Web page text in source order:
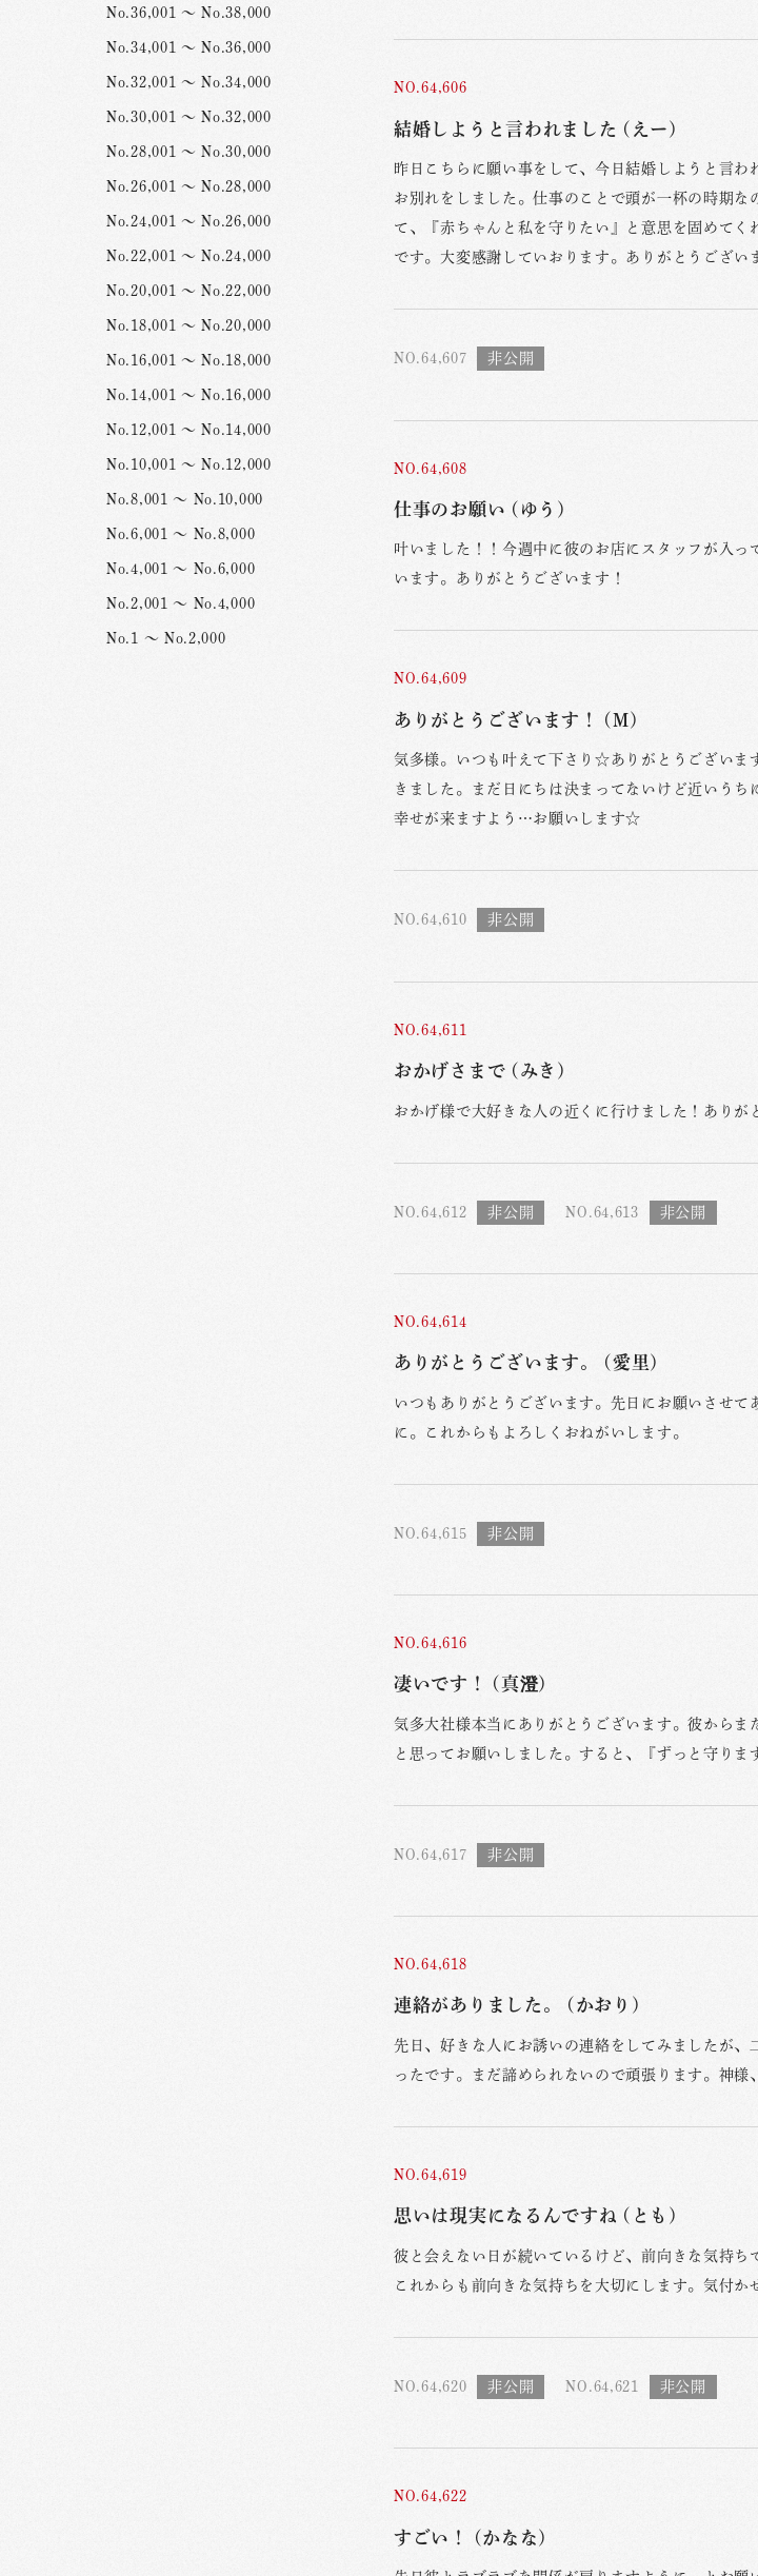
NO.64,606
結婚しようと言われました (えー)
昨日こちらに願い事をして、今日結婚しようと言
お別れをしました。仕事のことで頭が一杯の時期
て、『赤ちゃんと私を守りたい』と意思を固めて
です。大変感謝していおります。ありがとうござい
NO.64,607
NO.64,608
仕事のお願い (ゆう)
叶いました！！今週中に彼のお店にスタッフが入
います。ありがとうございます！
NO.64,609
ありがとうございます！ (M)
気多様。いつも叶えて下さり☆ありがとうござい
きました。まだ日にちは決まってないけど近いう
幸せが来ますよう…お願いします☆
NO.64,610
NO.64,611
おかげさまで (みき)
おかげ様で大好きな人の近くに行けました！ありが
NO.64,612 NO.64,613
NO.64,614
ありがとうございます。 (愛里)
いつもありがとうございます。先日にお願いさせ
に。これからもよろしくおねがいします。
NO.64,615
NO.64,616
凄いです！ (真澄)
気多大社様本当にありがとうございます。彼からま
と思ってお願いしました。すると、『ずっと守り
NO.64,617
NO.64,618
連絡がありました。 (かおり)
先日、好きな人にお誘いの連絡をしてみましたが
ったです。まだ諦められないので頑張ります。神様
NO.64,619
思いは現実になるんですね (とも)
彼と会えない日が続いているけど、前向きな気持ち
これからも前向きな気持ちを大切にします。気付か
NO.64,620 NO.64,621
NO.64,622
すごい！ (かなな)
No.36,001 ～ No.38,000
No.34,001 ～ No.36,000
No.32,001 ～ No.34,000
No.30,001 ～ No.32,000
No.28,001 ～ No.30,000
No.26,001 ～ No.28,000
No.24,001 ～ No.26,000
No.22,001 ～ No.24,000
No.20,001 ～ No.22,000
No.18,001 ～ No.20,000
No.16,001 ～ No.18,000
No.14,001 ～ No.16,000
No.12,001 ～ No.14,000
No.10,001 ～ No.12,000
No.8,001 ～ No.10,000
No.6,001 ～ No.8,000
No.4,001 ～ No.6,000
No.2,001 ～ No.4,000
No.1 ～ No.2,000